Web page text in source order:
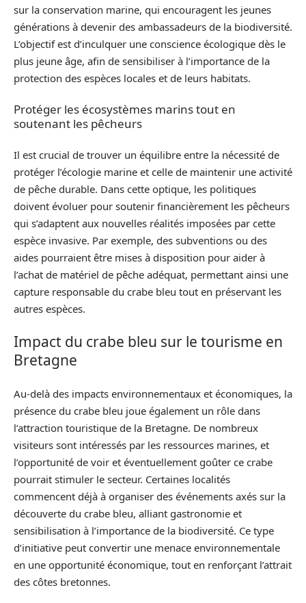
sur la conservation marine, qui encouragent les jeunes
générations à devenir des ambassadeurs de la biodiversité.
L’objectif est d’inculquer une conscience écologique dès le
plus jeune âge, afin de sensibiliser à l’importance de la
protection des espèces locales et de leurs habitats.
Protéger les écosystèmes marins tout en
soutenant les pêcheurs
Il est crucial de trouver un équilibre entre la nécessité de
protéger l’écologie marine et celle de maintenir une activité
de pêche durable. Dans cette optique, les politiques
doivent évoluer pour soutenir financièrement les pêcheurs
qui s’adaptent aux nouvelles réalités imposées par cette
espèce invasive. Par exemple, des subventions ou des
aides pourraient être mises à disposition pour aider à
l’achat de matériel de pêche adéquat, permettant ainsi une
capture responsable du crabe bleu tout en préservant les
autres espèces.
Impact du crabe bleu sur le tourisme en
Bretagne
Au-delà des impacts environnementaux et économiques, la
présence du crabe bleu joue également un rôle dans
l’attraction touristique de la Bretagne. De nombreux
visiteurs sont intéressés par les ressources marines, et
l’opportunité de voir et éventuellement goûter ce crabe
pourrait stimuler le secteur. Certaines localités
commencent déjà à organiser des événements axés sur la
découverte du crabe bleu, alliant gastronomie et
sensibilisation à l’importance de la biodiversité. Ce type
d’initiative peut convertir une menace environnementale
en une opportunité économique, tout en renforçant l’attrait
des côtes bretonnes.